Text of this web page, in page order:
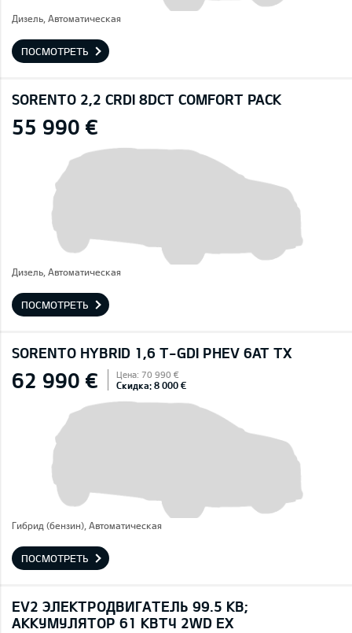
Дизель, Автоматическая
ПОСМОТРЕТЬ
SORENTO 2,2 CRDI 8DCT COMFORT PACK
55 990 €
Дизель, Автоматическая
ПОСМОТРЕТЬ
SORENTO HYBRID 1,6 T-GDI PHEV 6AT TX
62 990 € Цена: 70 990 €
Скидка: 8 000 €
Гибрид (бензин), Автоматическая
ПОСМОТРЕТЬ
EV2 ЭЛЕКТРОДВИГАТЕЛЬ 99.5 КВ;
AККУМУЛЯТОР 61 КВТЧ 2WD EX